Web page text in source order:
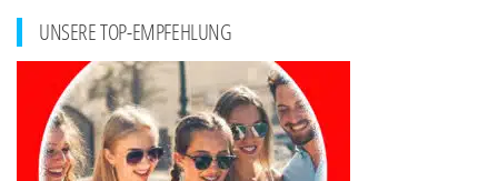
UNSERE TOP-EMPFEHLUNG